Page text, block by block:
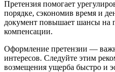
Претензия помогает
порядке, сэкономив время и
документ повышает шансы на
компенсации.
Оформление претензии —
интересов. Следуйте этим
возмещения ущерба быстро и